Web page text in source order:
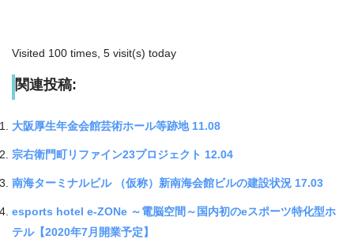
Visited 100 times, 5 visit(s) today
関連投稿:
大阪厚生年金会館芸術ホール等跡地 11.08
宗右衛門町リファイン23プロジェクト 12.04
南海ターミナルビル （仮称）新南海会館ビルの建設状況 17.03
esports hotel e-ZONe ～電脳空間～国内初のeスポーツ特化型ホ
テル【2020年7月開業予定】